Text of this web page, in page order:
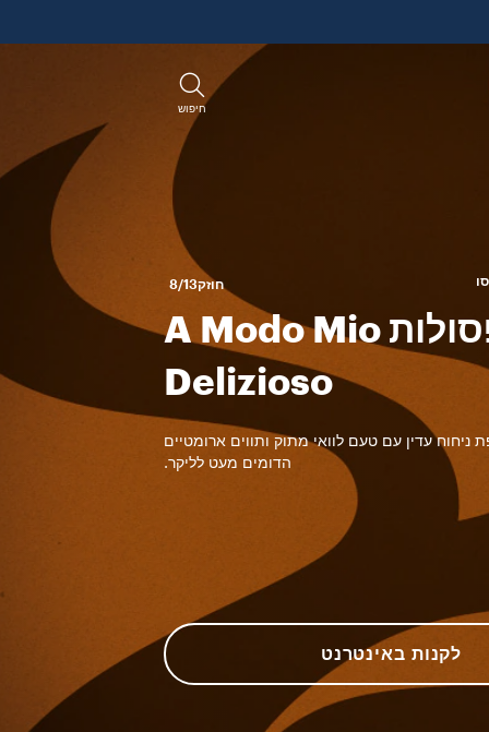
חיפוש
חוזק8/13
קפסולות A Modo Mio
Delizioso
ניחוח עדין עם טעם לוואי מתוק ותווים ארומטיים
הדומים מעט לליקר.
לקנות באינטרנט